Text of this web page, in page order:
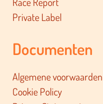
Private Label
Documenten
Algemene voorwaarden
Cookie Policy